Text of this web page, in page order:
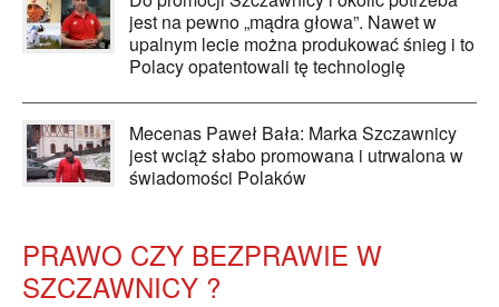
jest na pewno „mądra głowa”. Nawet w
upalnym lecie można produkować śnieg i to
Polacy opatentowali tę technologię
Mecenas Paweł Bała: Marka Szczawnicy
jest wciąż słabo promowana i utrwalona w
świadomości Polaków
PRAWO CZY BEZPRAWIE W
SZCZAWNICY ?